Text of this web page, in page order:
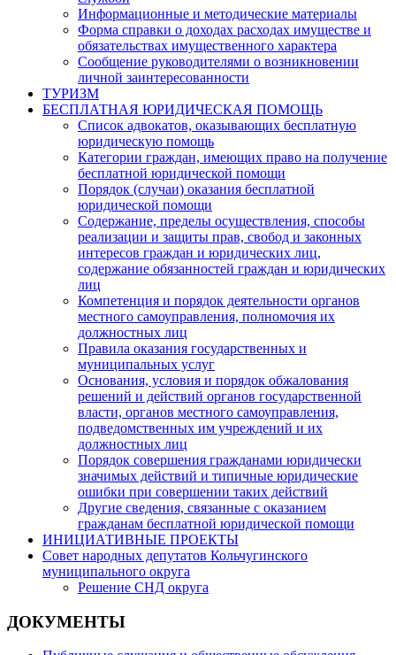
Информационные и методические материалы
Форма справки о доходах расходах имуществе и
обязательствах имущественного характера
Сообщение руководителями о возникновении
личной заинтересованности
ТУРИЗМ
БЕСПЛАТНАЯ ЮРИДИЧЕСКАЯ ПОМОЩЬ
Список адвокатов, оказывающих бесплатную
юридическую помощь
Категории граждан, имеющих право на получение
бесплатной юридической помощи
Порядок (случаи) оказания бесплатной
юридической помощи
Содержание, пределы осуществления, способы
реализации и защиты прав, свобод и законных
интересов граждан и юридических лиц,
содержание обязанностей граждан и юридических
лиц
Компетенция и порядок деятельности органов
местного самоуправления, полномочия их
должностных лиц
Правила оказания государственных и
муниципальных услуг
Основания, условия и порядок обжалования
решений и действий органов государственной
власти, органов местного самоуправления,
подведомственных им учреждений и их
должностных лиц
Порядок совершения гражданами юридически
значимых действий и типичные юридические
ошибки при совершении таких действий
Другие сведения, связанные с оказанием
гражданам бесплатной юридической помощи
ИНИЦИАТИВНЫЕ ПРОЕКТЫ
Совет народных депутатов Кольчугинского
муниципального округа
Решение СНД округа
ДОКУМЕНТЫ